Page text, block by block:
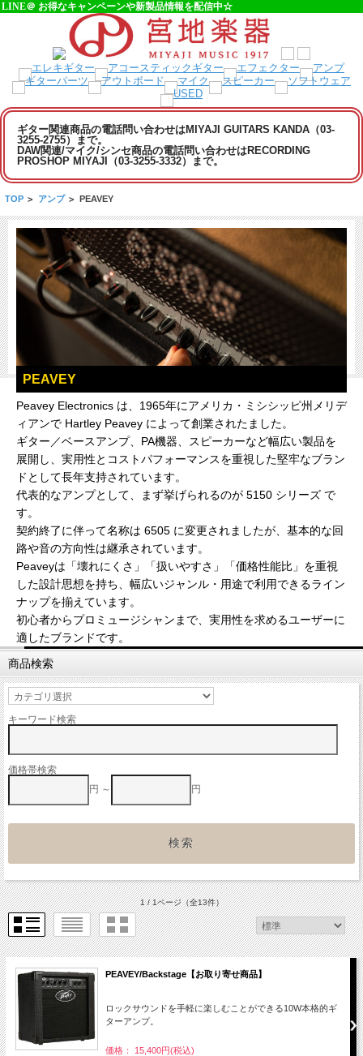
LINE＠ お得なキャンペーンや新製品情報を配信中☆
ギター関連商品の電話問い合わせはMIYAJI GUITARS KANDA（03-
3255-2755）まで。
DAW関連/マイク/シンセ商品の電話問い合わせはRECORDING
PROSHOP MIYAJI（03-3255-3332）まで。
TOP > アンプ > PEAVEY
PEAVEY
Peavey Electronics は、1965年にアメリカ・ミシシッピ州メリデ
ィアンで Hartley Peavey によって創業されたました。
ギター／ベースアンプ、PA機器、スピーカーなど幅広い製品を
展開し、実用性とコストパフォーマンスを重視した堅牢なブラン
ドとして長年支持されています。
代表的なアンプとして、まず挙げられるのが 5150 シリーズ で
す。
契約終了に伴って名称は 6505 に変更されましたが、基本的な回
路や音の方向性は継承されています。
Peaveyは「壊れにくさ」「扱いやすさ」「価格性能比」を重視
した設計思想を持ち、幅広いジャンル・用途で利用できるライン
ナップを揃えています。
初心者からプロミュージシャンまで、実用性を求めるユーザーに
適したブランドです。
商品検索
キーワード検索
価格帯検索
円 ～
円
1 / 1ページ（全13件）
PEAVEY/Backstage【お取り寄せ商品】
ロックサウンドを手軽に楽しむことができる10W本格的ギ
ターアンプ。
価格： 15,400円(税込)